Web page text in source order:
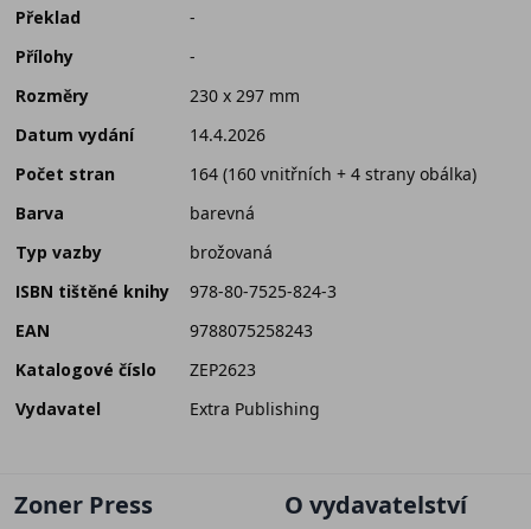
Překlad
-
Přílohy
-
Rozměry
230 x 297 mm
Datum vydání
14.4.2026
Počet stran
164 (160 vnitřních + 4 strany obálka)
Barva
barevná
Typ vazby
brožovaná
ISBN tištěné knihy
978-80-7525-824-3
EAN
9788075258243
Katalogové číslo
ZEP2623
Vydavatel
Extra Publishing
Zoner Press O vydavatelství